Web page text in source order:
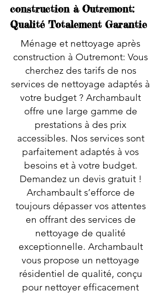
construction à Outremont:
Qualité Totalement Garantie
Ménage et nettoyage après
construction à Outremont: Vous
cherchez des tarifs de nos
services de nettoyage adaptés à
votre budget ? Archambault
offre une large gamme de
prestations à des prix
accessibles. Nos services sont
parfaitement adaptés à vos
besoins et à votre budget.
Demandez un devis gratuit !
Archambault s’efforce de
toujours dépasser vos attentes
en offrant des services de
nettoyage de qualité
exceptionnelle. Archambault
vous propose un nettoyage
résidentiel de qualité, conçu
pour nettoyer efficacement